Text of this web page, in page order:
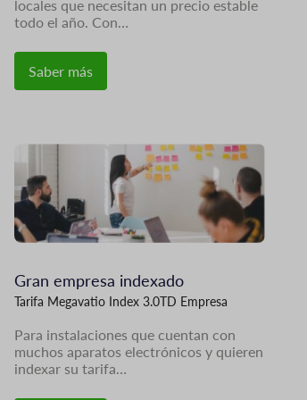
locales que necesitan un precio estable
todo el año. Con…
Saber más
Gran empresa indexado
Tarifa Megavatio Index 3.0TD Empresa
Para instalaciones que cuentan con
muchos aparatos electrónicos y quieren
indexar su tarifa…